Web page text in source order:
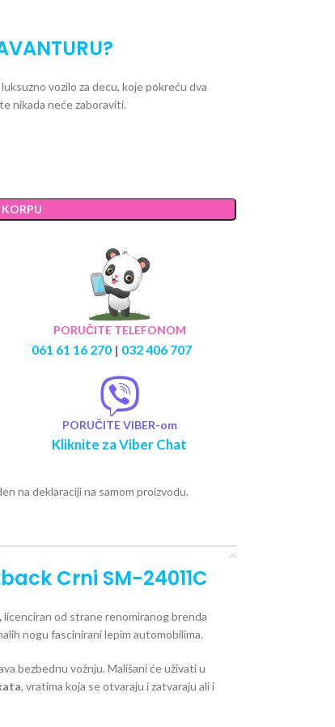
luksuzno vozilo za decu, koje pokreću dva
nikada neće zaboraviti.
PORUČITE TELEFONOM
061 61 16 270| 032 406 707
PORUČITE VIBER-om
Kliknite za Viber Chat
na deklaraciji na samom proizvodu.
Crni SM-24011C
licenciran od strane renomiranog brenda
nogu fascinirani lepim automobilima.
bezbednu vožnju. Mališani će uživati u
, vratima koja se otvaraju i zatvaraju ali i